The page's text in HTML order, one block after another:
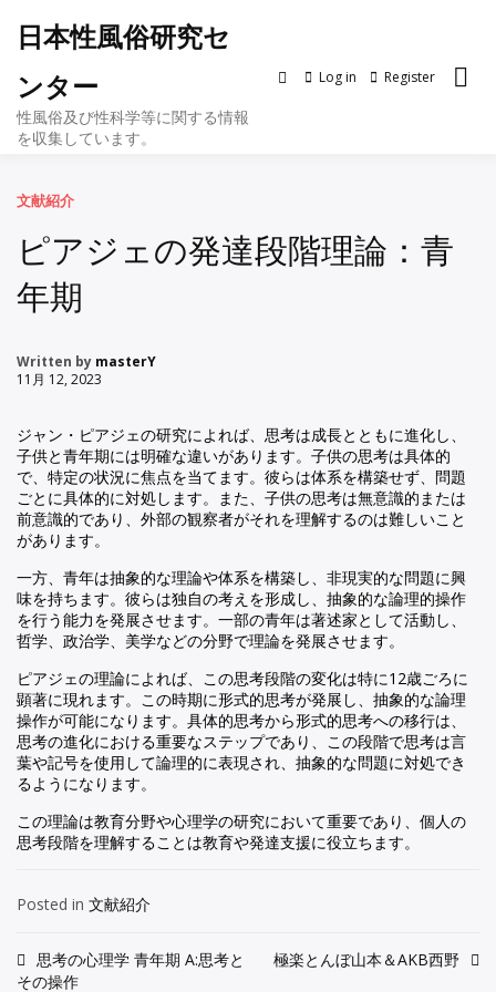
content
日本性風俗研究セ
ンター
性風俗及び性科学等に関する情報
を収集しています。
Log in Register
文献紹介
ピアジェの発達段階理論：青
年期
Written by masterY
11月 12, 2023
ジャン・ピアジェの研究によれば、思考は成長とともに進化し、
子供と青年期には明確な違いがあります。子供の思考は具体的
で、特定の状況に焦点を当てます。彼らは体系を構築せず、問題
ごとに具体的に対処します。また、子供の思考は無意識的または
前意識的であり、外部の観察者がそれを理解するのは難しいこと
があります。
一方、青年は抽象的な理論や体系を構築し、非現実的な問題に興
味を持ちます。彼らは独自の考えを形成し、抽象的な論理的操作
を行う能力を発展させます。一部の青年は著述家として活動し、
哲学、政治学、美学などの分野で理論を発展させます。
ピアジェの理論によれば、この思考段階の変化は特に12歳ごろに
顕著に現れます。この時期に形式的思考が発展し、抽象的な論理
操作が可能になります。具体的思考から形式的思考への移行は、
思考の進化における重要なステップであり、この段階で思考は言
葉や記号を使用して論理的に表現され、抽象的な問題に対処でき
るようになります。
この理論は教育分野や心理学の研究において重要であり、個人の
思考段階を理解することは教育や発達支援に役立ちます。
Posted in 文献紹介
投思考の心理学 青年期 A:思考と
その操作
極楽とんぼ山本＆AKB西野